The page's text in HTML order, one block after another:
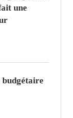
une
budgétaire